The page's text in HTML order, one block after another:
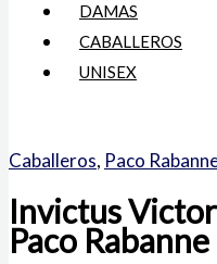
DAMAS
CABALLEROS
UNISEX
Caballeros, Paco
Invictus
Paco Rabanne